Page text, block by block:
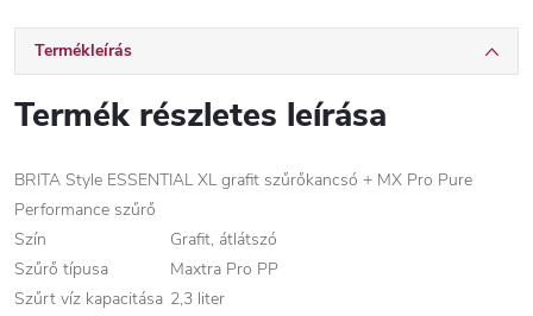
Termékleírás
Termék részletes leírása
BRITA Style ESSENTIAL XL grafit szűrőkancsó + MX Pro Pure
Performance szűrő
Szín
Grafit, átlátszó
Szűrő típusa
Maxtra Pro PP
Szűrt víz kapacitása 2,3 liter